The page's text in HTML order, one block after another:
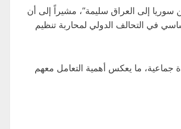
سوريا إلى العراق سليمة”، مشيراً إلى أن
في التحالف الدولي لمحاربة تنظيم
جماعية، ما يعكس أهمية التعامل معهم